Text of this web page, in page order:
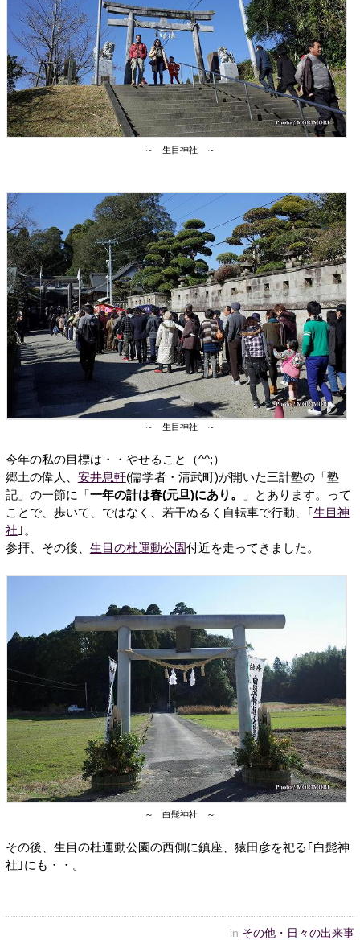
～ 生目神社 ～
～ 生目神社 ～
今年の私の目標は・・やせること（^^;）
郷土の偉人、 安井息軒(儒学者・清武町)が開いた三計塾の「塾
記」の一節に「 一年の計は春(元旦)にあり。
」とあります。って
ことで、歩いて、ではなく、若干ぬるく自転車で行動、｢ 生目神
社 ｣。
参拝、その後、 生目の杜運動公園付近を走ってきました。
～ 白髭神社 ～
その後、生目の杜運動公園の西側に鎮座、猿田彦を祀る｢白髭神
社｣にも・・。
in その他・日々の出来事